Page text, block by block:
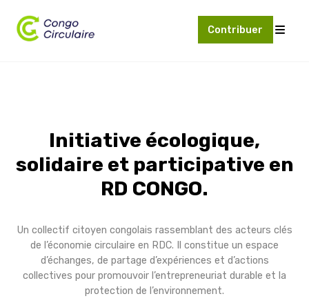
Contribuer
Initiative écologique,
solidaire et participative en
RD CONGO.
Un collectif citoyen congolais rassemblant des acteurs clés
de l’économie circulaire en RDC. Il constitue un espace
d’échanges, de partage d’expériences et d’actions
collectives pour promouvoir l’entrepreneuriat durable et la
protection de l’environnement.